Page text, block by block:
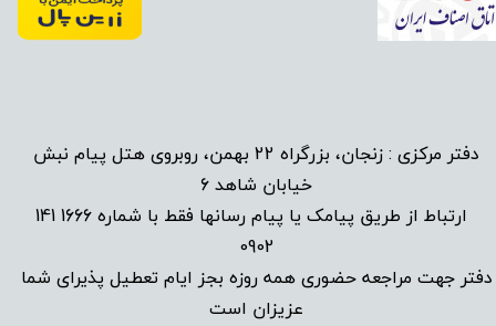
دفتر مرکزی : زنجان، بزرگراه 22 بهمن، روبروی هتل پیام نبش
خیابان شاهد 6
ارتباط از طریق پیامک یا پیام رسانها فقط با شماره
1666 141
0902
دفتر جهت مراجعه حضوری همه روزه بجز ایام تعطیل پذیرای شما
عزیزان است​​​​​​​